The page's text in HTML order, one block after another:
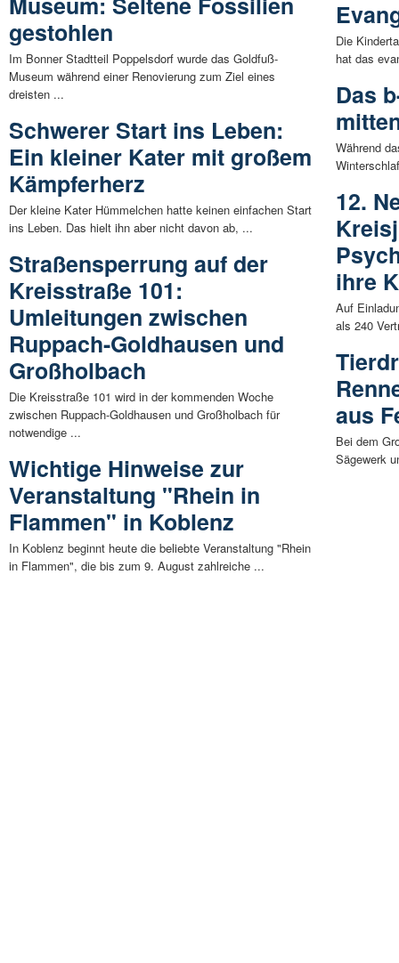
gestohlen
Im Bonner Stadtteil Poppelsdorf wurde das Goldfuß-
Museum während einer Renovierung zum Ziel eines
dreisten ...
Schwerer Start ins Leben:
Ein kleiner Kater mit großem
Kämpferherz
Der kleine Kater Hümmelchen hatte keinen einfachen Start
ins Leben. Das hielt ihn aber nicht davon ab, ...
Straßensperrung auf der
Kreisstraße 101:
Umleitungen zwischen
Ruppach-Goldhausen und
Großholbach
Die Kreisstraße 101 wird in der kommenden Woche
zwischen Ruppach-Goldhausen und Großholbach für
notwendige ...
Wichtige Hinweise zur
Veranstaltung "Rhein in
Flammen" in Koblenz
In Koblenz beginnt heute die beliebte Veranstaltung "Rhein
in Flammen", die bis zum 9. August zahlreiche ...
Die
hat das
Das
Während
12.
ihre
Auf
als 240
aus
Bei dem
Sägewerk